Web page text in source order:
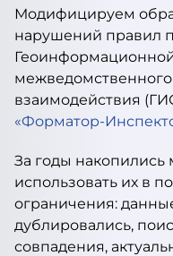
Модифицируем
нарушений правил
взаимодействия
«Форматор-
За годы
использовать их в
ограничения:
дублировались,
совпадения,